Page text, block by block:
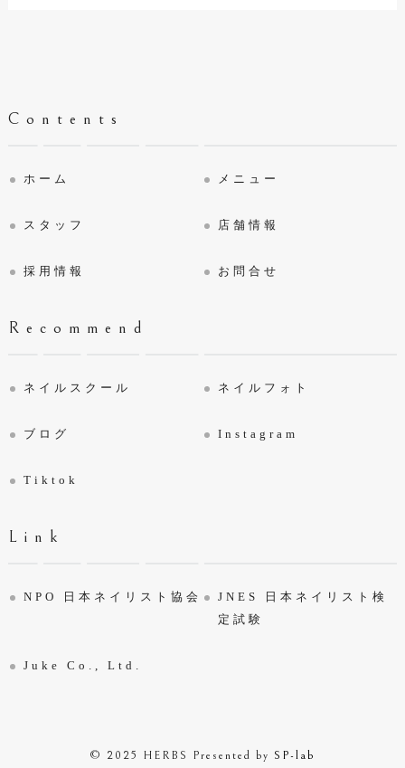
Contents
ホーム メニュー
スタッフ 店舗情報
採用情報 お問合せ
Recommend
ネイルスクール ネイルフォト
ブログ Instagram
Tiktok
Link
NPO 日本ネイリスト協会
JNES 日本ネイリスト検
定試験
Juke Co., Ltd.
© 2025 HERBS Presented by SP-lab